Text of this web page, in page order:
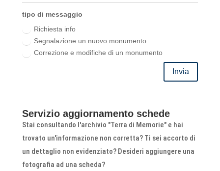
tipo di messaggio
Richiesta info
Segnalazione un nuovo monumento
Correzione e modifiche di un monumento
Invia
Servizio aggiornamento schede
Stai consultando l'archivio "Terra di Memorie" e hai
trovato un'informazione non corretta? Ti sei accorto di
un dettaglio non evidenziato? Desideri aggiungere una
fotografia ad una scheda?